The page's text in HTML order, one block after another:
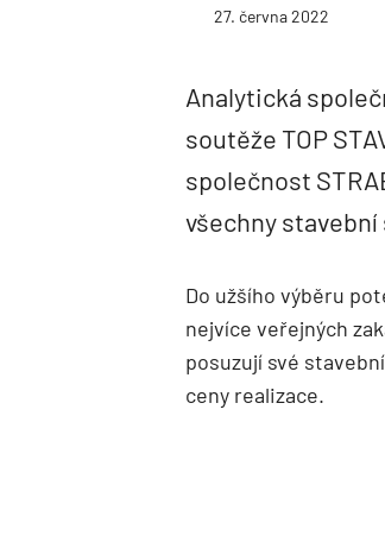
27. června 2022
Analytická
soutěže TOP
společnost
všechny
Do užšího výběru
nejvíce veřejných
posuzují své
ceny realizace.